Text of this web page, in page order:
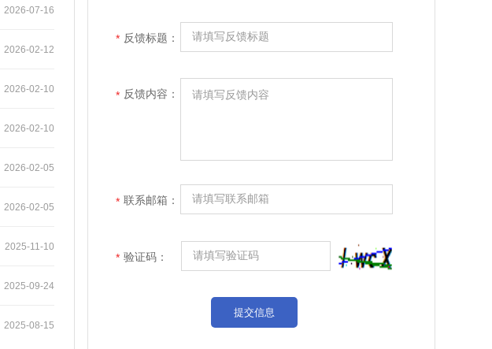
2026-07-16
2026-02-12
2026-02-10
2026-02-10
2026-02-05
2026-02-05
2025-11-10
2025-09-24
2025-08-15
* 反馈标题：
* 反馈内容：
* 联系邮箱：
* 验证码：